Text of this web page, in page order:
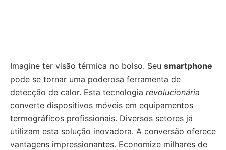
Imagine ter visão térmica no bolso. Seu smartphone
pode se tornar uma poderosa ferramenta de
detecção de calor. Esta tecnologia revolucionária
converte dispositivos móveis em equipamentos
termográficos profissionais. Diversos setores já
utilizam esta solução inovadora. A conversão oferece
vantagens impressionantes. Economize milhares de